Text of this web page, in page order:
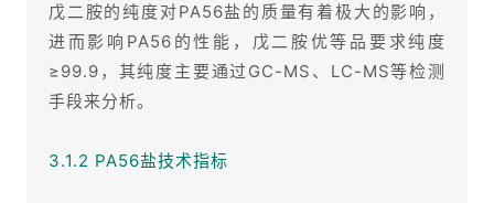
戊二胺的纯度对PA56盐的质量有着极大的影响，
进而影响PA56的性能，戊二胺优等品要求纯度
≥99.9，其纯度主要通过GC-MS、LC-MS等检测
手段来分析。
3.1.2 PA56盐技术指标